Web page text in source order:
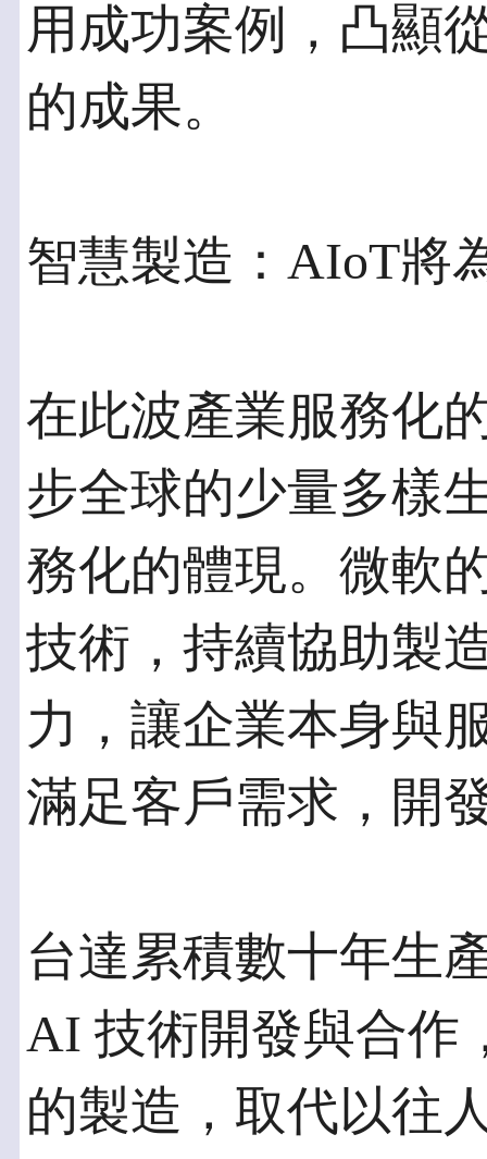
用成功案例，凸顯
的成果。
智慧製造：AIoT將
在此波產業服務化
步全球的少量多樣
務化的體現。微軟
技術，持續協助製
力，讓企業本身與
滿足客戶需求，開
台達累積數十年生
AI 技術開發與合作
的製造，取代以往